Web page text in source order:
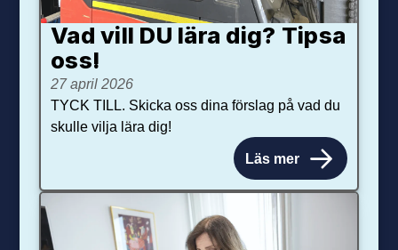
Vad vill DU lära dig? Tipsa
oss!
27 april 2026
TYCK TILL. Skicka oss dina förslag på vad du
skulle vilja lära dig!
Läs mer